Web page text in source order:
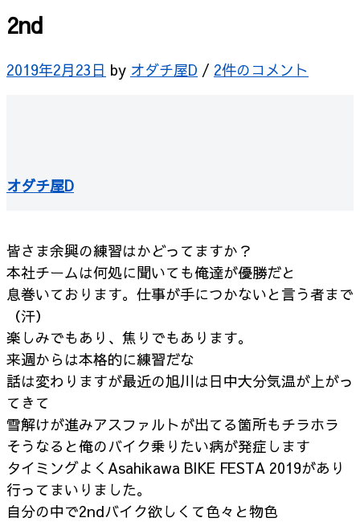
2nd
2019年2月23日 by オダチ屋D / 2件のコメント
オダチ屋D
皆さま余興の練習はかどってますか？
本社チームは何処に聞いても俺達が優勝だと
息巻いております。仕事が手につかないと言う者まで
（汗）
楽しみでもあり、焦りでもあります。
来週からは本格的に練習だな
話は変わりますが最近の旭川は日中大分気温が上がっ
てきて
雪解けが進みアスファルトが出てる箇所もチラホラ
そうなると俺のバイク乗りたい病が発症します
タイミングよくAsahikawa BIKE FESTA 2019があり
行ってまいりました。
自分の中で2ndバイク欲しくて色々と物色